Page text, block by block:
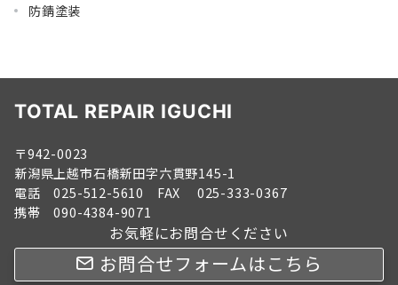
防錆塗装
TOTAL REPAIR IGUCHI
〒942-0023
新潟県上越市石橋新田字六貫野145-1
電話 025-512-5610 FAX 025-333-0367
携帯 090-4384-9071
お気軽にお問合せください
お問合せフォームはこちら